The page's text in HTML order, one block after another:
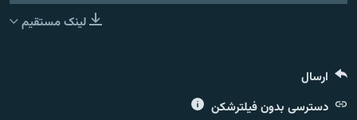
لینک مستقیم
ارسال
دسترسی بدون فیلترشکن